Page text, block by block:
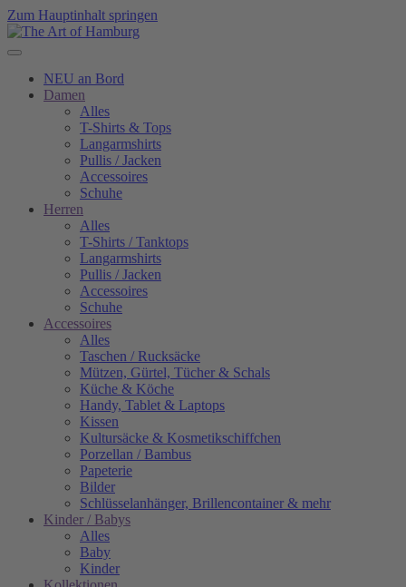
Zum Hauptinhalt springen
NEU an Bord
Damen
Alles
T-Shirts & Tops
Langarmshirts
Pullis / Jacken
Accessoires
Schuhe
Herren
Alles
T-Shirts / Tanktops
Langarmshirts
Pullis / Jacken
Accessoires
Schuhe
Accessoires
Alles
Taschen / Rucksäcke
Mützen, Gürtel, Tücher & Schals
Küche & Köche
Handy, Tablet & Laptops
Kissen
Kultursäcke & Kosmetikschiffchen
Porzellan / Bambus
Papeterie
Bilder
Schlüsselanhänger, Brillencontainer & mehr
Kinder / Babys
Alles
Baby
Kinder